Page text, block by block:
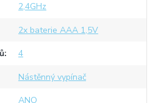
2,4GHz
2x baterie AAA 1,5V
4
Nástěnný vypínač
ANO